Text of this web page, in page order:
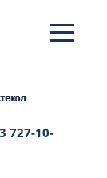
727-10-